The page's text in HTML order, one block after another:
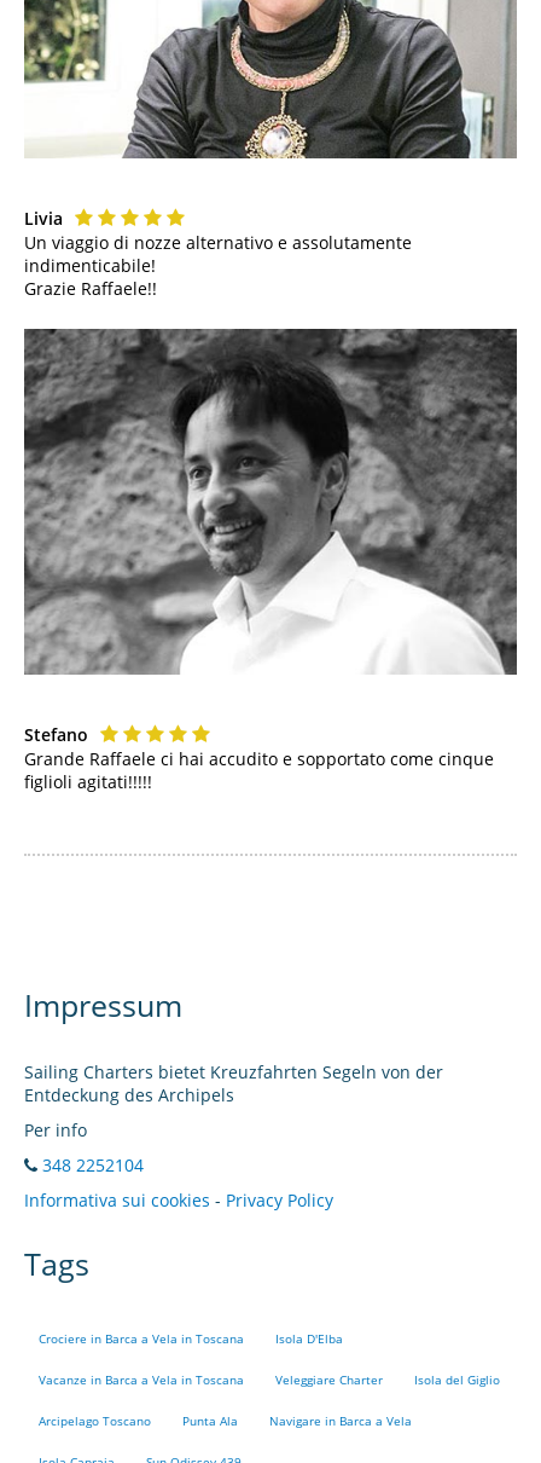
Livia
Un viaggio di nozze alternativo e assolutamente
indimenticabile!
Grazie Raffaele!!
Stefano
Grande Raffaele ci hai accudito e sopportato come cinque
figlioli agitati!!!!!
Impressum
Sailing Charters bietet Kreuzfahrten Segeln von der
Entdeckung des Archipels
Per info
348 2252104
Informativa sui cookies - Privacy Policy
Tags
Crociere in Barca a Vela in Toscana Isola D'Elba
Vacanze in Barca a Vela in Toscana Veleggiare Charter Isola del Giglio
Arcipelago Toscano Punta Ala Navigare in Barca a Vela